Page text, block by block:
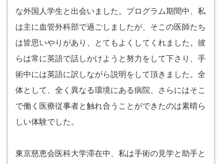
な外国人学生と出会いました。プログラム期間中、私
は主に血管外科部で過ごしましたが、そこの医師たち
は皆思いやりがあり、とてもよくしてくれました。彼
らは常に英語で話しかけようと努力をして下さり、手
術中には英語に訳しながら説明をして頂きました。全
体として、全く異なる環境にある病院、さらにはそこ
で働く医療従事者と触れ合うことができたのは素晴ら
しい体験でした。
東京慈恵会医科大学滞在中、私は手術の見学と助手と